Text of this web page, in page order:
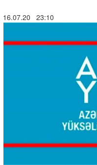
16.07.20 23:10